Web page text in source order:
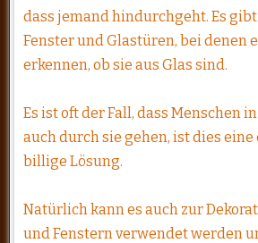
dass jemand hindurchgeht. Es
Fenster und Glastüren, bei denen
erkennen, ob sie aus Glas sind.
Es ist oft der Fall, dass Menschen
auch durch sie gehen, ist dies eine
billige Lösung.
Natürlich kann es auch zur
und Fenstern verwendet werden